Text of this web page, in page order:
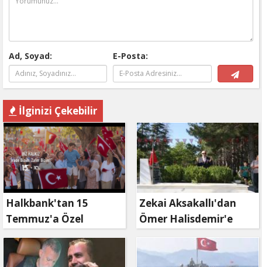
Ad, Soyad: E-Posta:
İlginizi Çekebilir
Halkbank'tan 15
Temmuz'a Özel
Reklam Filmi: "İrade
Bizim, Zafer Bizim"
Zekai Aksakallı'dan
Ömer Halisdemir'e
'vefa' ziyareti!